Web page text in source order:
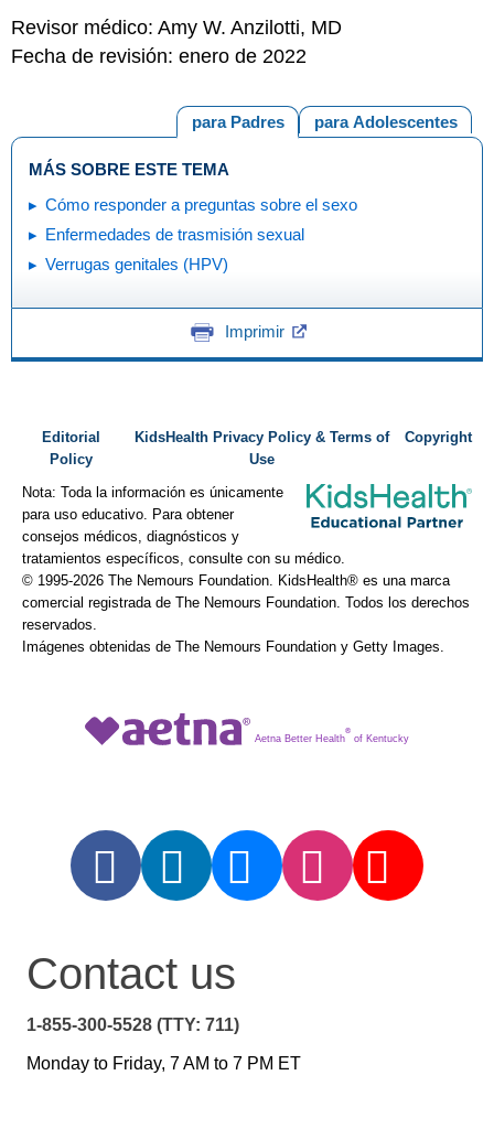
Revisor médico: Amy W. Anzilotti, MD
Fecha de revisión: enero de 2022
para Adolescentes
para Padres
MÁS SOBRE ESTE TEMA
Cómo responder a preguntas sobre el sexo
Enfermedades de trasmisión sexual
Verrugas genitales (HPV)
Imprimir
Editorial
Policy
KidsHealth Privacy Policy & Terms of
Use
Copyright
Nota: Toda la información es únicamente
para uso educativo. Para obtener
consejos médicos, diagnósticos y
tratamientos específicos, consulte con su médico.
© 1995-2026 The Nemours Foundation. KidsHealth® es una marca
comercial registrada de The Nemours Foundation. Todos los derechos
reservados.
Imágenes obtenidas de The Nemours Foundation y Getty Images.
Aetna Better Health
®
of Kentucky
Contact us
1-855-300-5528 (TTY: 711)
Monday to Friday, 7 AM to 7 PM ET